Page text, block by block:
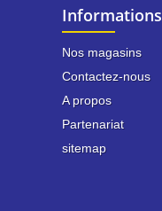
Informations
Nos magasins
Contactez-nous
A propos
Partenariat
sitemap